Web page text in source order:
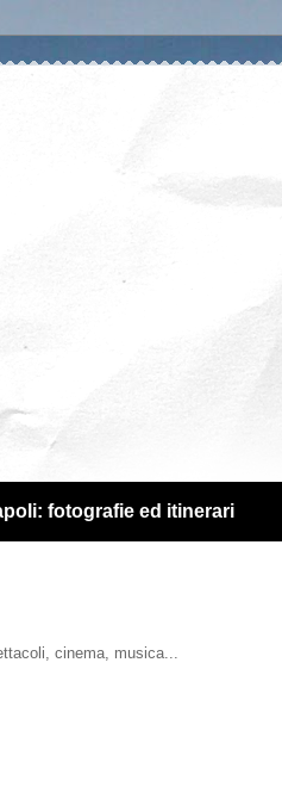
fotografie ed itinerari
cinema, musica...